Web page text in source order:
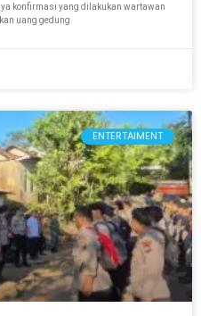
konfirmasi yang dilakukan wartawan
uang gedung
ENTERTAIMENT